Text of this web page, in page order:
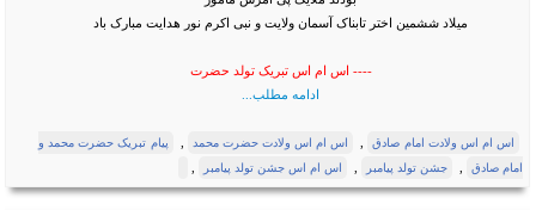
میلاد ششمین اختر تابناک آسمان ولایت و نبی اکرم نور هدایت مبارک باد
---- اس ام اس تبریک تولد حضرت
ادامه مطلب...
اس ام اس ولادت امام صادق اس ام اس ولادت حضرت محمد
پیام تبریک حضرت محمد و
امام صادق
جشن تولد پیامبر اس ام اس جشن تولد پیامبر